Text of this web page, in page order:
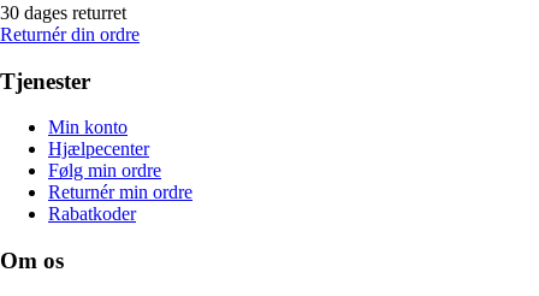
30 dages returret
Returnér din ordre
Tjenester
Min konto
Hjælpecenter
Følg min ordre
Returnér min ordre
Rabatkoder
Om os